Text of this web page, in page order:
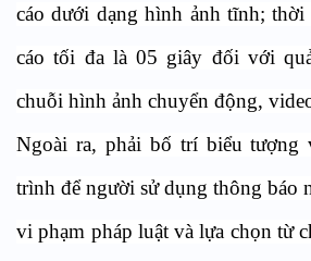
cáo dưới dạng hình ảnh tĩnh; thời
cáo tối đa là 05 giây đối với
chuỗi hình ảnh chuyển động,
Ngoài ra, phải bố trí biểu tượng
trình để người sử dụng thông báo
vi phạm pháp luật và lựa chọn từ